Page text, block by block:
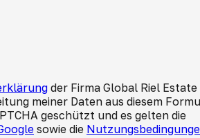
der Firma Global Riel
meiner Daten aus diesem
geschützt und es gelten die
sowie die